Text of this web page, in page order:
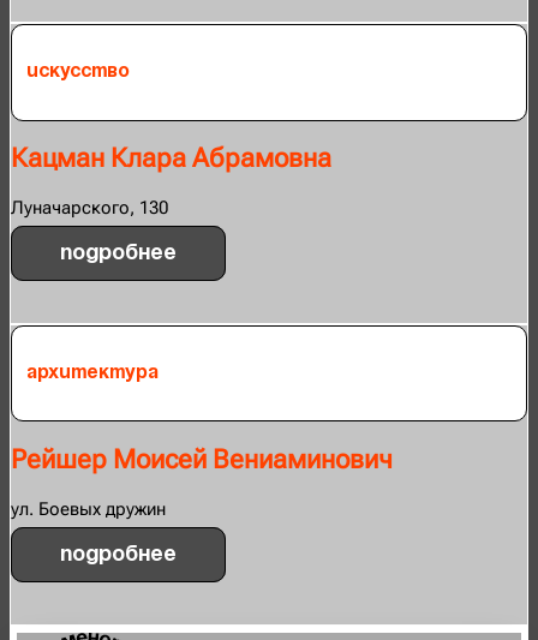
Искусство
Кацман Клара Абрамовна
Луначарского, 130
Подробнее
Архитектура
Рейшер Моисей Вениаминович
ул. Боевых дружин
Подробнее